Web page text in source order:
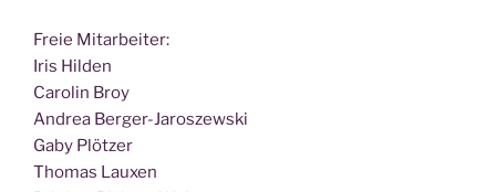
Freie Mit­ar­bei­ter:
Iris Hilden
Caro­lin Broy
Andrea Berger-Jaroszewski
Gaby Plötzer
Tho­mas Lauxen